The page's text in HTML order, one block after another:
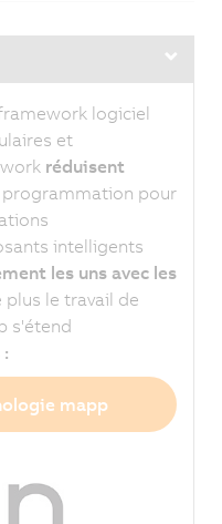
logiciel
et
réduisent
pour
intelligents
les uns avec les
plus le travail de
s'étend
mapp